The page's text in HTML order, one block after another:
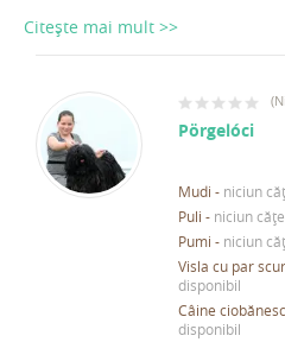
Citește mai mult >>
(
Pörgelóci
Mudi - niciun
Puli - niciun
Pumi - niciun
Visla cu par
disponibil
Câine
disponibil